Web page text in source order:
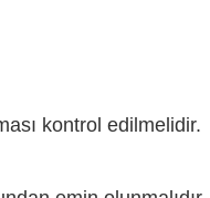
kontrol edilmelidir.